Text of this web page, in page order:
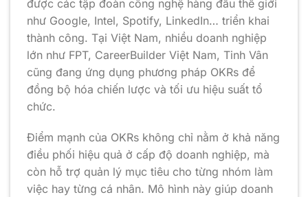
được các tập đoàn công nghệ hàng đầu thế giới
như Google, Intel, Spotify, LinkedIn… triển khai
thành công. Tại Việt Nam, nhiều doanh nghiệp
lớn như FPT, CareerBuilder Việt Nam, Tinh Vân
cũng đang ứng dụng phương pháp OKRs để
đồng bộ hóa chiến lược và tối ưu hiệu suất tổ
chức.
Điểm mạnh của OKRs không chỉ nằm ở khả năng
điều phối hiệu quả ở cấp độ doanh nghiệp, mà
còn hỗ trợ quản lý mục tiêu cho từng nhóm làm
việc hay từng cá nhân. Mô hình này giúp doanh